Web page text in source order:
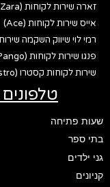
זארה שירות לקוחות (Zara)
אייס שירות לקוחות (Ace)
רמי לוי שיווק השקמה שירות
פנגו שירות לקוחות (Pango)
שירות לקוחות קסטרו (Castro)
שעות פתיחה
בתי ספר
גני ילדים
קניונים